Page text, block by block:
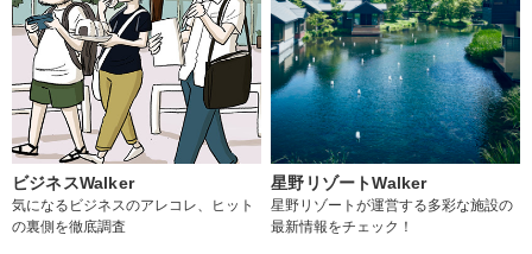
ビジネスWalker
気になるビジネスのアレコレ、ヒット
の裏側を徹底調査
星野リゾートWalker
星野リゾートが運営する多彩な施設の
最新情報をチェック！